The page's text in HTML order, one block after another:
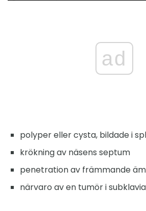
ad
polyper eller cysta, bildade i
krökning av näsens septum
penetration av främmande
närvaro av en tumör i